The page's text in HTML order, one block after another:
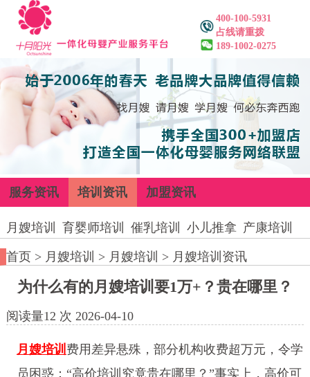
400-100-5931
占线请重拨
189-1002-0275
服务资讯 培训资讯 加盟资讯
月嫂培训 育婴师培训 催乳培训 小儿推拿 产康培训
首页> 月嫂培训 > 月嫂培训 > 月嫂培训资讯
为什么有的月嫂培训要1万+？贵在哪里？
阅读量12 次 2026-04-10
月嫂培训 费用差异悬殊，部分机构收费超万元，令学
员困惑：“高价培训究竟贵在哪里？”事实上，高价可